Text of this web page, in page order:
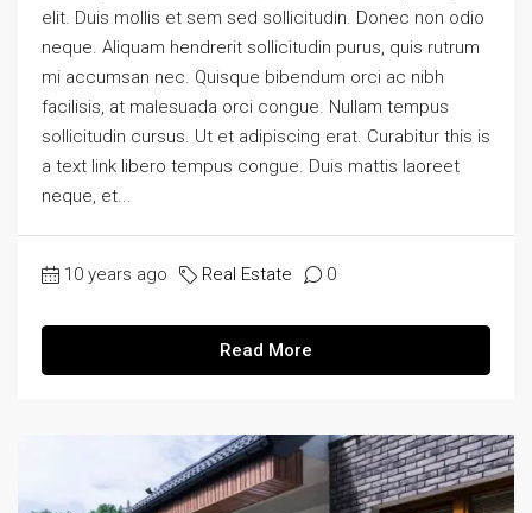
elit. Duis mollis et sem sed sollicitudin. Donec non odio
neque. Aliquam hendrerit sollicitudin purus, quis rutrum
mi accumsan nec. Quisque bibendum orci ac nibh
facilisis, at malesuada orci congue. Nullam tempus
sollicitudin cursus. Ut et adipiscing erat. Curabitur this is
a text link libero tempus congue. Duis mattis laoreet
neque, et...
10 years ago Real Estate 0
Read More